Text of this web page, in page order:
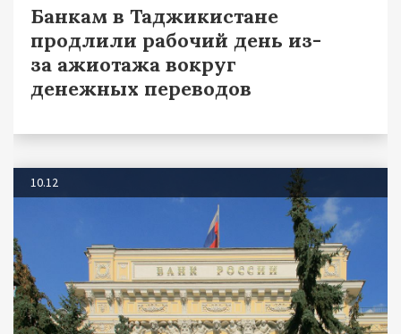
Банкам в Таджикистане
продлили рабочий день из-
за ажиотажа вокруг
денежных переводов
10.12